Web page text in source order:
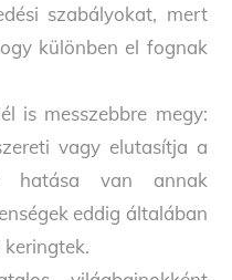
szabályokat, mert
különben el fognak
is messzebbre megy:
vagy elutasítja a
hatása van annak
eddig általában